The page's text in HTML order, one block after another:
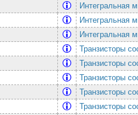
Интегральная
Интегральная
Интегральная
Транзисторы
Транзисторы
Транзисторы
Транзисторы
Транзисторы